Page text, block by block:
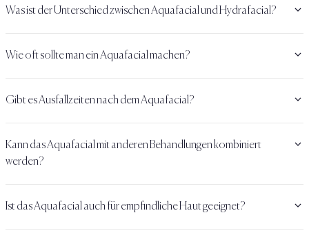
Was ist der Unterschied zwischen Aquafacial und Hydrafacial?
Wie oft sollte man ein Aquafacial machen?
Gibt es Ausfallzeiten nach dem Aquafacial?
Kann das Aquafacial mit anderen Behandlungen kombiniert
werden?
Ist das Aquafacial auch für empfindliche Haut geeignet?